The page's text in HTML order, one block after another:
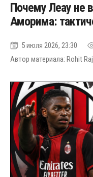
Почему Леау не
Аморима:
5 июля 2026, 23:30
Автор материала: Rohit